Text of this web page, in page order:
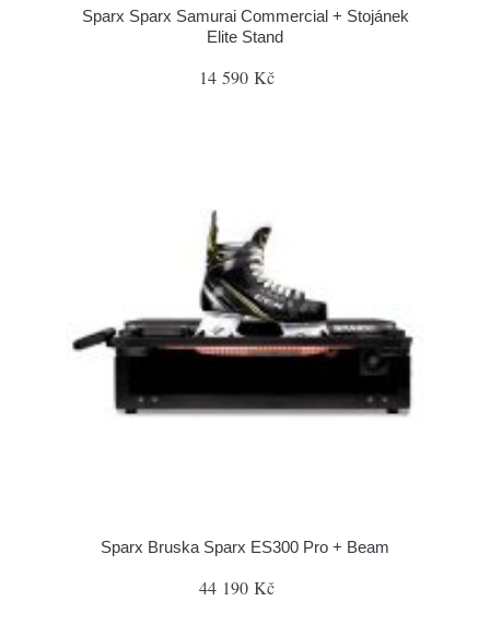
Sparx Sparx Samurai Commercial + Stojánek
Elite Stand
14 590 Kč
Sparx Bruska Sparx ES300 Pro + Beam
44 190 Kč